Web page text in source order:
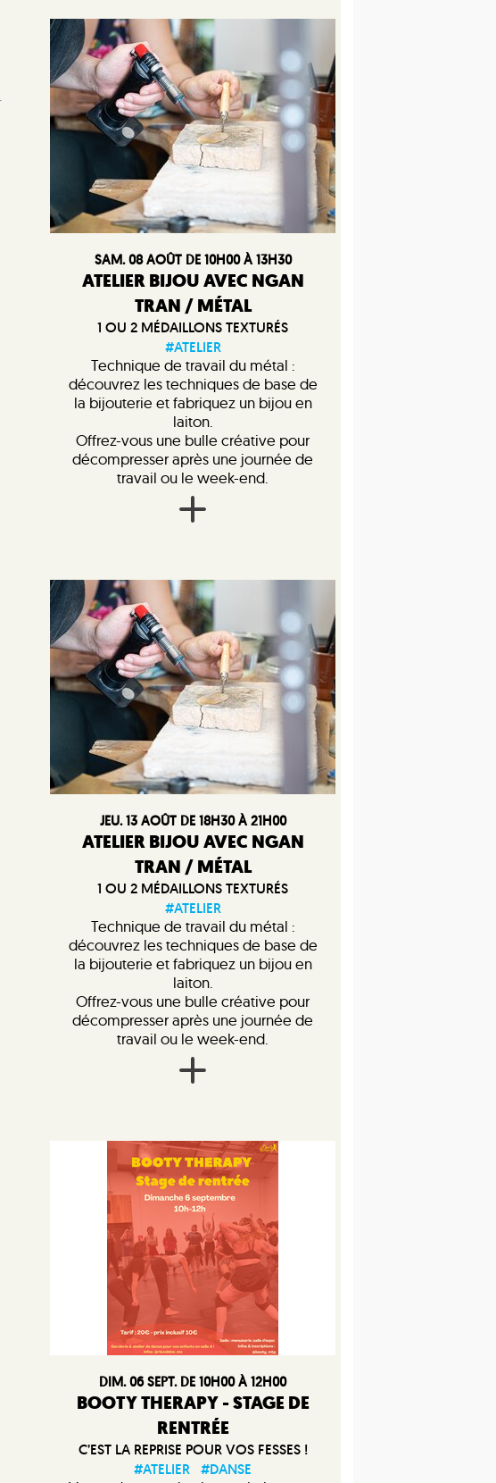
SAM. 08 AOÛT DE 10H00 À 13H30
ATELIER BIJOU AVEC NGAN
TRAN / MÉTAL
1 OU 2 MÉDAILLONS TEXTURÉS
#ATELIER
Technique de travail du métal :
découvrez les techniques de base de
la bijouterie et fabriquez un bijou en
laiton.
Offrez-vous une bulle créative pour
décompresser après une journée de
travail ou le week-end.
JEU. 13 AOÛT DE 18H30 À 21H00
ATELIER BIJOU AVEC NGAN
TRAN / MÉTAL
1 OU 2 MÉDAILLONS TEXTURÉS
#ATELIER
Technique de travail du métal :
découvrez les techniques de base de
la bijouterie et fabriquez un bijou en
laiton.
Offrez-vous une bulle créative pour
décompresser après une journée de
travail ou le week-end.
DIM. 06 SEPT. DE 10H00 À 12H00
BOOTY THERAPY - STAGE DE
RENTRÉE
C’EST LA REPRISE POUR VOS FESSES !
#ATELIER #DANSE